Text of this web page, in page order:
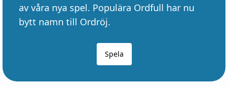
av våra nya spel. Populära Ordfull har nu
bytt namn till Ordröj.
Spela